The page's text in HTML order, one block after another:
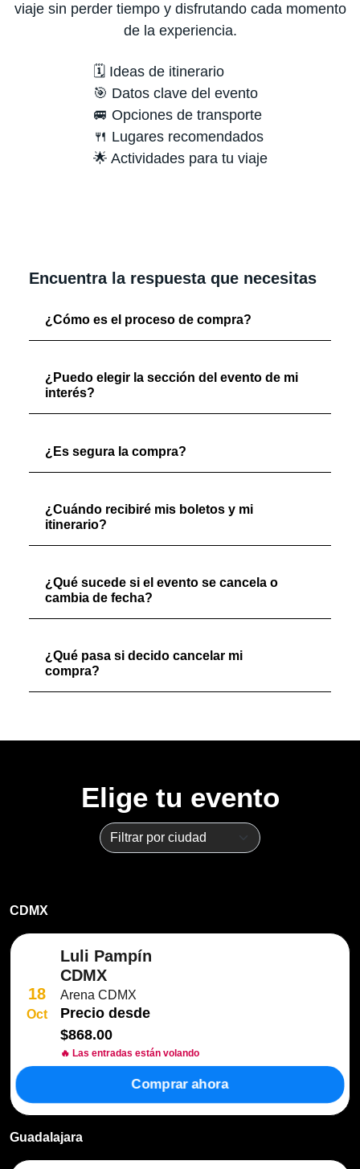
viaje sin perder tiempo y disfrutando cada momento
de la experiencia.
🗓️ Ideas de itinerario
🎯 Datos clave del evento
🚐 Opciones de transporte
🍴 Lugares recomendados
🌟 Actividades para tu viaje
Encuentra la respuesta que necesitas
¿Cómo es el proceso de compra?
¿Puedo elegir la sección del evento de mi
interés?
¿Es segura la compra?
¿Cuándo recibiré mis boletos y mi
itinerario?
¿Qué sucede si el evento se cancela o
cambia de fecha?
¿Qué pasa si decido cancelar mi
compra?
Elige tu evento
CDMX
18
Oct
Luli Pampín
CDMX
Arena CDMX
Precio desde
$868.00
🔥 Las entradas están volando
Comprar ahora
Guadalajara